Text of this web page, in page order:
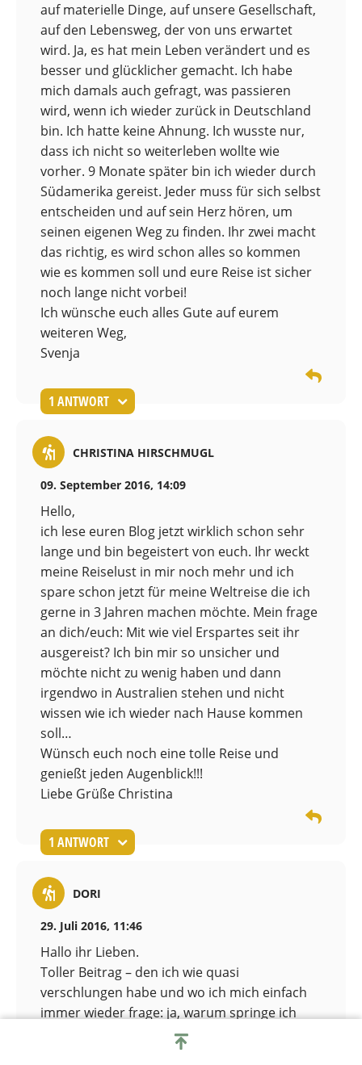
auf materielle Dinge, auf unsere Gesellschaft,
auf den Lebensweg, der von uns erwartet
wird. Ja, es hat mein Leben verändert und es
besser und glücklicher gemacht. Ich habe
mich damals auch gefragt, was passieren
wird, wenn ich wieder zurück in Deutschland
bin. Ich hatte keine Ahnung. Ich wusste nur,
dass ich nicht so weiterleben wollte wie
vorher. 9 Monate später bin ich wieder durch
Südamerika gereist. Jeder muss für sich selbst
entscheiden und auf sein Herz hören, um
seinen eigenen Weg zu finden. Ihr zwei macht
das richtig, es wird schon alles so kommen
wie es kommen soll und eure Reise ist sicher
noch lange nicht vorbei!
Ich wünsche euch alles Gute auf eurem
weiteren Weg,
Svenja
1 ANTWORT
CHRISTINA HIRSCHMUGL
09. September 2016, 14:09
Hello,
ich lese euren Blog jetzt wirklich schon sehr
lange und bin begeistert von euch. Ihr weckt
meine Reiselust in mir noch mehr und ich
spare schon jetzt für meine Weltreise die ich
gerne in 3 Jahren machen möchte. Mein frage
an dich/euch: Mit wie viel Erspartes seit ihr
ausgereist? Ich bin mir so unsicher und
möchte nicht zu wenig haben und dann
irgendwo in Australien stehen und nicht
wissen wie ich wieder nach Hause kommen
soll…
Wünsch euch noch eine tolle Reise und
genießt jeden Augenblick!!!
Liebe Grüße Christina
1 ANTWORT
DORI
29. Juli 2016, 11:46
Hallo ihr Lieben.
Toller Beitrag – den ich wie quasi
verschlungen habe und wo ich mich einfach
immer wieder frage: ja, warum springe ich
Ich hänge noch in meinen Träumen fest und